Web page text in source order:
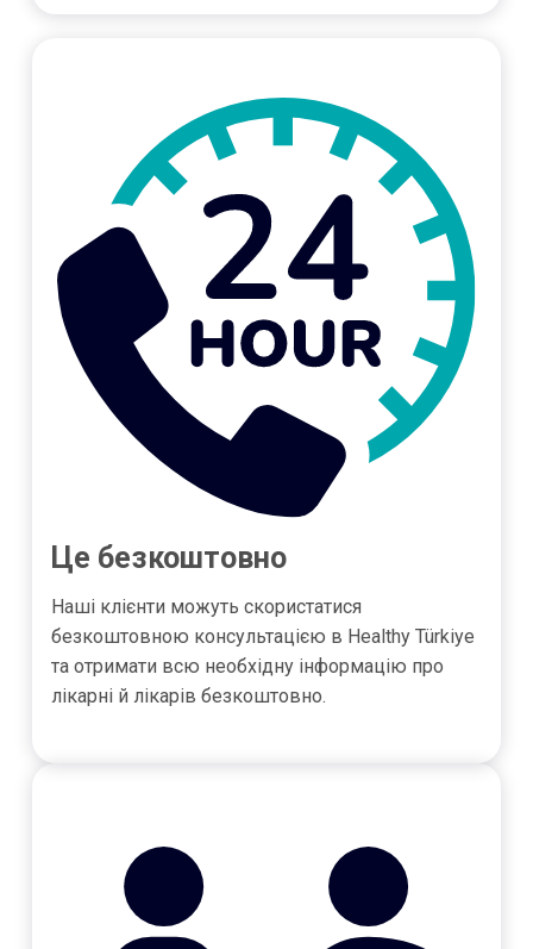
Це безкоштовно
Наші клієнти можуть скористатися
безкоштовною консультацією в Healthy Türkiye
та отримати всю необхідну інформацію про
лікарні й лікарів безкоштовно.